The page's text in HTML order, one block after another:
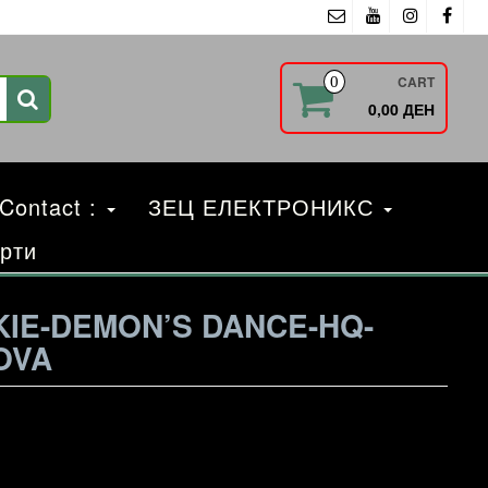
0 CART
0,00 ДЕН
:
ЗЕЦ ЕЛЕКТРОНИКС
DEMON’S DANCE-HQ-